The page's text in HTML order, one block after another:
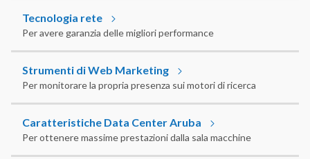
Tecnologia rete
Per avere garanzia delle migliori performance
Strumenti di Web Marketing
Per monitorare la propria presenza sui motori di ricerca
Caratteristiche Data Center Aruba
Per ottenere massime prestazioni dalla sala macchine